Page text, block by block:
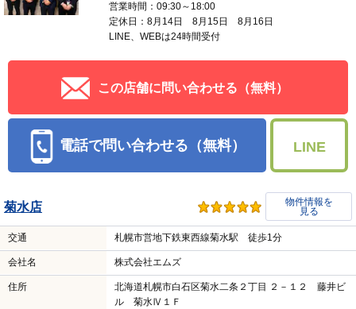
営業時間：09:30～18:00
定休日：8月14日 8月15日 8月16日
LINE、WEBは24時間受付
この店舗に問い合わせる（無料）
電話で問い合わせる（無料） LINE
菊水店
物件情報を
見る
交通 札幌市営地下鉄東西線菊水駅 徒歩1分
会社名 株式会社エムズ
住所
北海道札幌市白石区菊水二条２丁目 ２－１２ 藤井ビ
ル 菊水Ⅳ１Ｆ